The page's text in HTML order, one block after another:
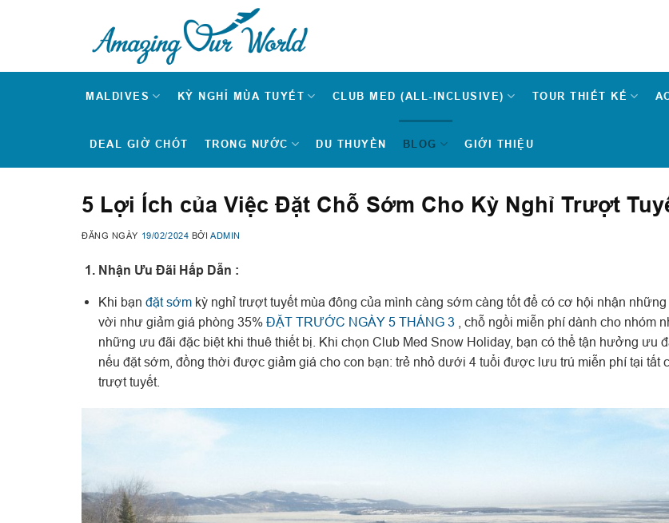
MALDIVES KỲ NGHỈ MÙA TUYẾT CLUB MED (ALL-INCLUSIVE) TOUR THIẾT KẾ
DEAL GIỜ CHÓT TRONG NƯỚC DU THUYỀN BLOG GIỚI THIỆU
5 Lợi Ích của Việc Đặt Chỗ Sớm Cho Kỳ Nghỉ Trượt
ĐĂNG NGÀY 19/02/2024 BỞIADMIN
1. Nhận Ưu Đãi Hấp Dẫn :
Khi bạn đặt sớmkỳ nghỉ trượt tuyết mùa đông của mình càng sớm càng tốt để có cơ hội nhận
vời như giảm giá phòng 35% ĐẶT TRƯỚC NGÀY 5 THÁNG 3, chỗ ngồi miễn phí dành cho nhóm
những ưu đãi đặc biệt khi thuê thiết bị. Khi chọn Club Med Snow Holiday, bạn có thể tận hưởng ưu
nếu đặt sớm, đồng thời được giảm giá cho con bạn: trẻ nhỏ dưới 4 tuổi được lưu trú miễn phí tại tất
trượt tuyết.